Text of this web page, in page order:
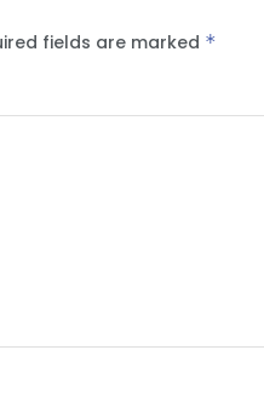
fields are marked *